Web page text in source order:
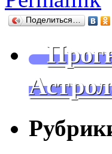
Поделиться…